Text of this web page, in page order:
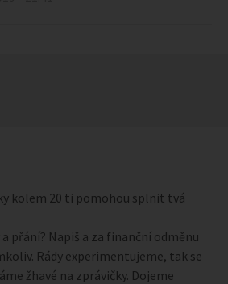
kolem 20 ti pomohou splnit tvá
přání? Napiš a za finanční odměnu
Rády experimentujeme, tak se
žhavé na zprávičky. Dojeme